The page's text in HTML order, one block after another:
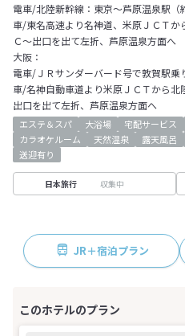
電車/北陸新幹線：東京～芦原温泉駅（
車/東名高速より名神道、米原ＪＣＴか
Ｃ～出口を出て左折、芦原温泉方面へ
大阪：
電車/ＪＲサンダーバード号で敦賀駅
車/名神自動車道より米原ＪＣＴから
出口を出て左折、芦原温泉方面へ
エステ＆スパ 大浴場 宅配サービス
カラオケルーム
天然温泉 露天風呂
送迎有り
日本旅行 収集中
JR＋宿泊プラン